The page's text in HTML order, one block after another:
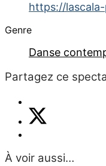
https://
Genre
Danse
Partagez ce
À voir aussi…